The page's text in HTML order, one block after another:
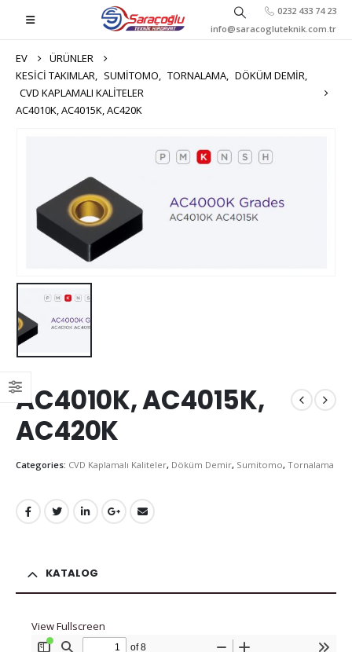
0232 433 74 23
info@saracogluteknik.com.tr
EV
ÜRÜNLER
KESICI TAKIMLAR, SUMITOMO, TORNALAMA, DÖKÜM DEMIR,
CVD KAPLAMALI KALITELER
AC4010K, AC4015K, AC420K
AC4010K, AC4015K,
AC420K
Categories: CVD Kaplamalı Kaliteler, Döküm Demir, Sumitomo, Tornalama
KATALOG
View Fullscreen